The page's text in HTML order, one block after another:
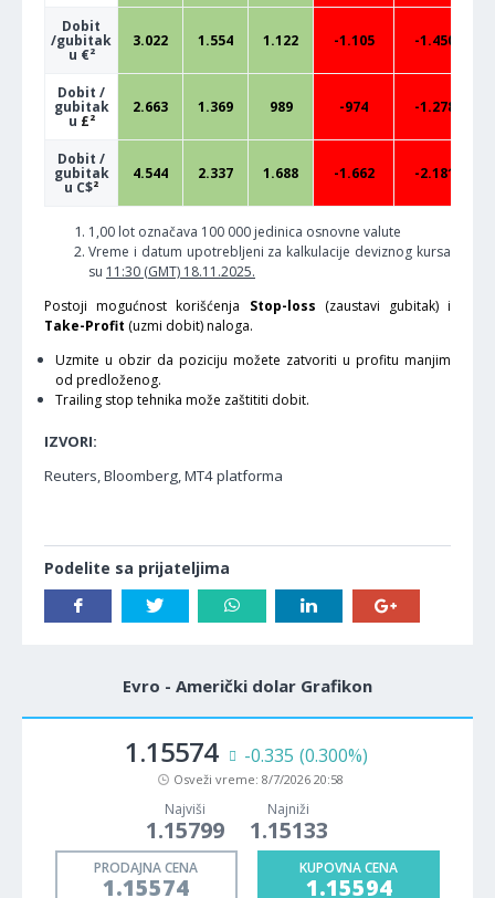
Dobit
/gubitak
u €²
3.022 1.554 1.122 -1.105 -1.450
Dobit /
gubitak
u £²
2.663 1.369 989 -974 -1.278
Dobit /
gubitak
u C$²
4.544 2.337 1.688 -1.662 -2.181
1,00 lot označava 100 000 jedinica osnovne valute
Vreme i datum upotrebljeni za kalkulacije deviznog kursa
su 11:30 (GMT) 18.11.2025.
Postoji mogućnost korišćenja Stop-loss (zaustavi gubitak) i
Take-Profit (uzmi dobit) naloga.
Uzmite u obzir da poziciju možete zatvoriti u profitu manjim
od predloženog.
Trailing stop tehnika može zaštititi dobit.
IZVORI:
Reuters, Bloomberg, MT4 platforma
Podelite sa prijateljima
Evro - Američki dolar Grafikon
1.15574 -0.335 (0.300%)
Osveži vreme: 8/7/2026 20:58
Najviši
1.15799
Najniži
1.15133
PRODAJNA CENA
1.15574
KUPOVNA CENA
1.15594